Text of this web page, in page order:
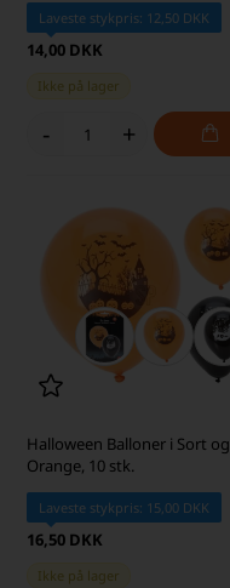
Laveste stykpris: 12,50 DKK
14,00 DKK
Ikke på lager
- +
Halloween Balloner i Sort og
Orange, 10 stk.
Laveste stykpris: 15,00 DKK
16,50 DKK
Ikke på lager